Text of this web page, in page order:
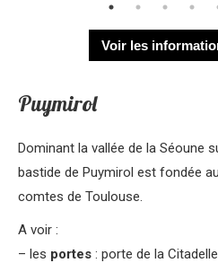
Voir les
Puymirol
Dominant la vallée de la Séoune
bastide de Puymirol est fondée
comtes de Toulouse.
A voir :
– les portes : porte de la